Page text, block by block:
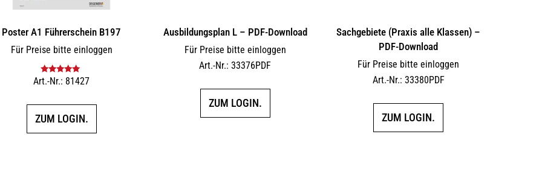
Poster A1 Führerschein B197
Für Preise bitte einloggen
Bewertet mit
Art.-Nr.: 81427
ZUM LOGIN.
Ausbildungsplan L – PDF-Download
Für Preise bitte einloggen
Art.-Nr.: 33376PDF
ZUM LOGIN.
Sachgebiete (Praxis alle Klassen) –
PDF-Download
Für Preise bitte einloggen
Art.-Nr.: 33380PDF
ZUM LOGIN.